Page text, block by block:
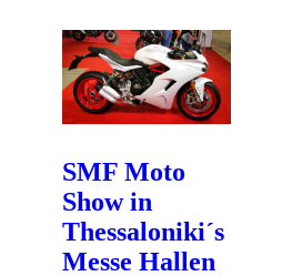
SMF Moto
Show in
Thessaloniki´s
Messe Hallen